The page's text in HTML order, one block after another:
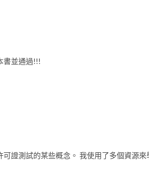
書並通過!!!
證測試的某些概念。 我使用了多個資源